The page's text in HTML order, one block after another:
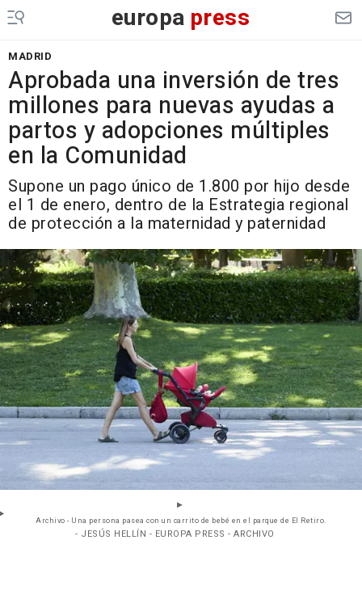
europa press
MADRID
Aprobada una inversión de tres
millones para nuevas ayudas a
partos y adopciones múltiples
en la Comunidad
Supone un pago único de 1.800 por hijo desde
el 1 de enero, dentro de la Estrategia regional
de protección a la maternidad y paternidad
Archivo - Una persona pasea con un carrito de bebé en el parque de El Retiro.
- JESÚS HELLÍN - EUROPA PRESS - ARCHIVO